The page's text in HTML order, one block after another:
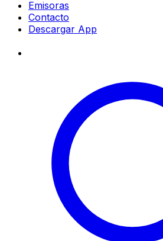
Emisoras
Contacto
Descargar App